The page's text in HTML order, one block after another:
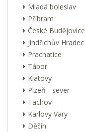
Mladá boleslav
Příbram
České Budějovice
Jindřichův Hradec
Prachatice
Tábor
Klatovy
Plzeň - sever
Tachov
Karlovy Vary
Děčín